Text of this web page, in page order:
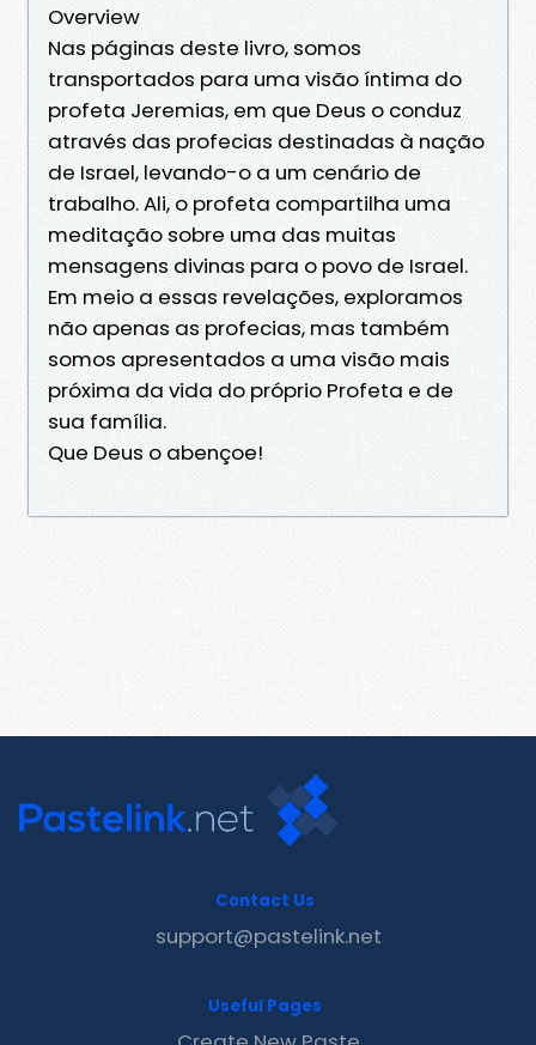
Overview
Nas páginas deste livro, somos
transportados para uma visão íntima do
profeta Jeremias, em que Deus o conduz
através das profecias destinadas à nação
de Israel, levando-o a um cenário de
trabalho. Ali, o profeta compartilha uma
meditação sobre uma das muitas
mensagens divinas para o povo de Israel.
Em meio a essas revelações, exploramos
não apenas as profecias, mas também
somos apresentados a uma visão mais
próxima da vida do próprio Profeta e de
sua família.
Que Deus o abençoe!
Contact Us
support@pastelink.net
Useful Pages